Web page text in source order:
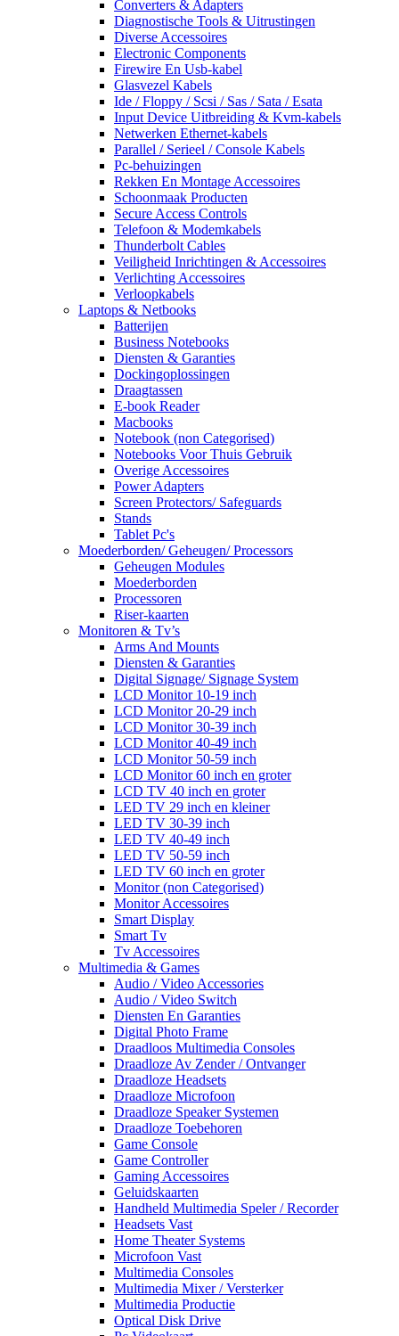
Converters & Adapters
Diagnostische Tools & Uitrustingen
Diverse Accessoires
Electronic Components
Firewire En Usb-kabel
Glasvezel Kabels
Ide / Floppy / Scsi / Sas / Sata / Esata
Input Device Uitbreiding & Kvm-kabels
Netwerken Ethernet-kabels
Parallel / Serieel / Console Kabels
Pc-behuizingen
Rekken En Montage Accessoires
Schoonmaak Producten
Secure Access Controls
Telefoon & Modemkabels
Thunderbolt Cables
Veiligheid Inrichtingen & Accessoires
Verlichting Accessoires
Verloopkabels
Laptops & Netbooks
Batterijen
Business Notebooks
Diensten & Garanties
Dockingoplossingen
Draagtassen
E-book Reader
Macbooks
Notebook (non Categorised)
Notebooks Voor Thuis Gebruik
Overige Accessoires
Power Adapters
Screen Protectors/ Safeguards
Stands
Tablet Pc's
Moederborden/ Geheugen/ Processors
Geheugen Modules
Moederborden
Processoren
Riser-kaarten
Monitoren & Tv’s
Arms And Mounts
Diensten & Garanties
Digital Signage/ Signage System
LCD Monitor 10-19 inch
LCD Monitor 20-29 inch
LCD Monitor 30-39 inch
LCD Monitor 40-49 inch
LCD Monitor 50-59 inch
LCD Monitor 60 inch en groter
LCD TV 40 inch en groter
LED TV 29 inch en kleiner
LED TV 30-39 inch
LED TV 40-49 inch
LED TV 50-59 inch
LED TV 60 inch en groter
Monitor (non Categorised)
Monitor Accessoires
Smart Display
Smart Tv
Tv Accessoires
Multimedia & Games
Audio / Video Accessories
Audio / Video Switch
Diensten En Garanties
Digital Photo Frame
Draadloos Multimedia Consoles
Draadloze Av Zender / Ontvanger
Draadloze Headsets
Draadloze Microfoon
Draadloze Speaker Systemen
Draadloze Toebehoren
Game Console
Game Controller
Gaming Accessoires
Geluidskaarten
Handheld Multimedia Speler / Recorder
Headsets Vast
Home Theater Systems
Microfoon Vast
Multimedia Consoles
Multimedia Mixer / Versterker
Multimedia Productie
Optical Disk Drive